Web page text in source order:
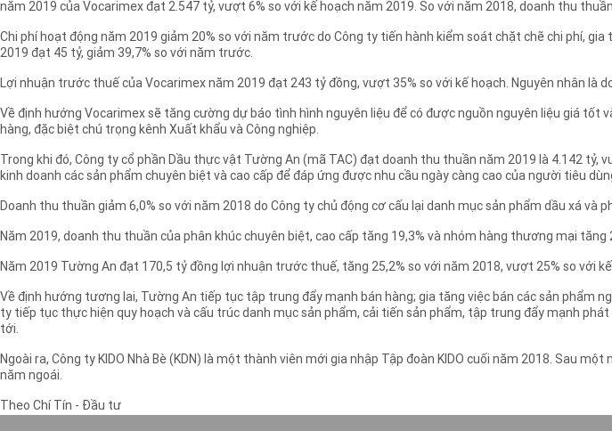
năm 2019 của Vocarimex đạt 2.547 tỷ, vượt 6% so với kế hoạch năm 2019. So với năm 2018, doanh thu
Chi phí hoạt động năm 2019 giảm 20% so với năm trước do Công ty tiến hành kiểm soát chặt chẽ chi phí,
2019 đạt 45 tỷ, giảm 39,7% so với năm trước.
Lợi nhuận trước thuế của Vocarimex năm 2019 đạt 243 tỷ đồng, vượt 35% so với kế hoạch. Nguyên nhân
Về định hướng Vocarimex sẽ tăng cường dự báo tình hình nguyên liệu để có được nguồn nguyên liệu giá
hàng, đặc biệt chú trọng kênh Xuất khẩu và Công nghiệp.
Trong khi đó, Công ty cổ phần Dầu thực vật Tường An (mã TAC) đạt doanh thu thuần năm 2019 là 4.142
kinh doanh các sản phẩm chuyên biệt và cao cấp để đáp ứng được nhu cầu ngày càng cao của người tiêu
Doanh thu thuần giảm 6,0% so với năm 2018 do Công ty chủ động cơ cấu lại danh mục sản phẩm dầu xá
Năm 2019, doanh thu thuần của phân khúc chuyên biệt, cao cấp tăng 19,3% và nhóm hàng thương mại
Năm 2019 Tường An đạt 170,5 tỷ đồng lợi nhuận trước thuế, tăng 25,2% so với năm 2018, vượt 25% so với
Về định hướng tương lai, Tường An tiếp tục tập trung đẩy mạnh bán hàng; gia tăng việc bán các sản phẩm
ty tiếp tục thực hiện quy hoạch và cấu trúc danh mục sản phẩm, cải tiến sản phẩm, tập trung đẩy mạnh
tới.
Ngoài ra, Công ty KIDO Nhà Bè (KDN) là một thành viên mới gia nhập Tập đoàn KIDO cuối năm 2018. Sau
năm ngoái.
Theo Chí Tín - Đầu tư